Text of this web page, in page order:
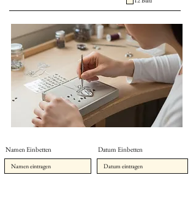
EPS56320 Brigitte Suter
Feldgrabenstrasse 3
79725 Laufenburg
Deutschland
Wir können es kaum erwarten, dein ganz
persönliches Schmuckstück zum Leben zu
erwecken.
Namen Einbetten Datum Einbetten